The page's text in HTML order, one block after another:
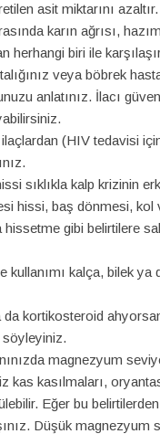
asit miktarını azaltır.
karın ağrısı,
herhangi biri ile
veya böbrek
anlatınız. İlacı
(HIV tedavisi
sıklıkla kalp krizinin
hissi, baş dönmesi,
gibi belirtilere
kullanımı kalça, bilek
kortikosteroid
magnezyum
kas kasılmaları,
Eğer bu
Düşük